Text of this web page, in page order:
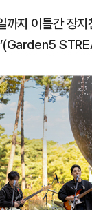
지 이틀간 장
’(Garden5